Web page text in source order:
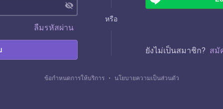
visibility_off
ลืมรหัสผ่าน
หรือ
ยังไม่เป็นสมาชิก? สมั
ข้อกำหนดการให้บริการ ・ นโยบายความเป็นส่วนตัว